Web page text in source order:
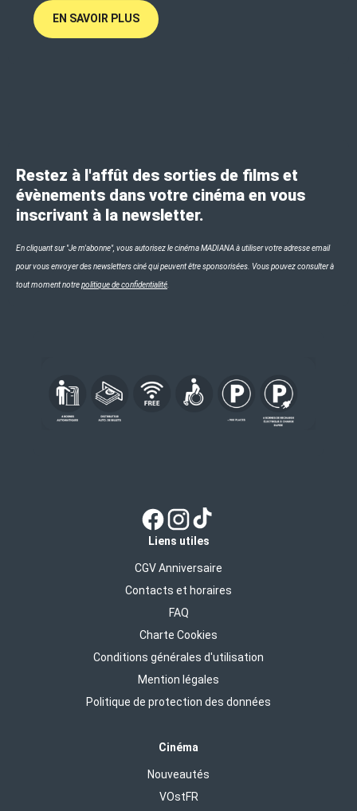
EN SAVOIR PLUS
Restez à l'affût des sorties de films et
évènements dans votre cinéma en vous
inscrivant à la newsletter.
En cliquant sur "Je m'abonne", vous autorisez le cinéma MADIANA à utiliser votre adresse email
pour vous envoyer des newsletters ciné qui peuvent être sponsorisées. Vous pouvez consulter à
tout moment notrepolitique de confidentialité
Liens utiles
CGV Anniversaire
Contacts et horaires
FAQ
Charte Cookies
Conditions générales d'utilisation
Mention légales
Politique de protection des données
Cinéma
Nouveautés
VOstFR